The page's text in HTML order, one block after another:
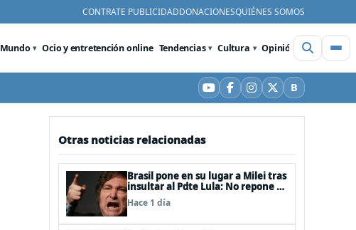
CONTRATE PUBLICIDADDONACIONESQUIÉNES SOMOS
Mundo Ocio y entretención online Tendencias Cultura Opinión Videos
YouTube
Facebook
Instagram
X BBluesky
Otras noticias relacionadas
Brasil pone en su lugar a Milei tras
insultar al Pdte Lula: No repone al
embajador en BBSS y rebaja la
relación bilateral
Hace 1 día